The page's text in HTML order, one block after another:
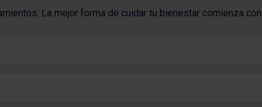
La mejor forma de cuidar tu bienestar comienza